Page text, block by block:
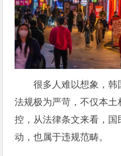
很多人难以想象，韩
法规极为严苛，不仅本
控，从法律条文来看，
动，也属于违规范畴。